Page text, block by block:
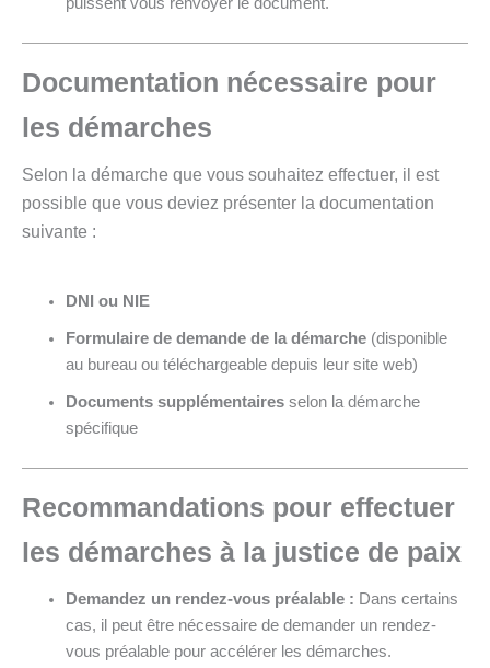
Documentation nécessaire pour
les démarches
Selon la démarche que vous souhaitez effectuer, il est
possible que vous deviez présenter la documentation
suivante :
DNI ou NIE
Formulaire de demande de la démarche (disponible
au bureau ou téléchargeable depuis leur site web)
Documents supplémentaires selon la démarche
spécifique
Recommandations pour effectuer
les démarches à la justice de paix
Demandez un rendez-vous préalable : Dans certains
cas, il peut être nécessaire de demander un rendez-
vous préalable pour accélérer les démarches.